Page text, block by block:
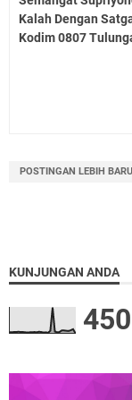
Kalah Dengan
Kodim 0807
POSTINGAN LEBIH BARU
KUNJUNGAN ANDA
450